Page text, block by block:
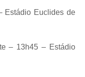
Estádio Euclides de
– 13h45 – Estádio